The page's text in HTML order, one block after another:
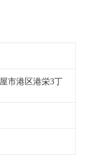
市港区港栄3丁